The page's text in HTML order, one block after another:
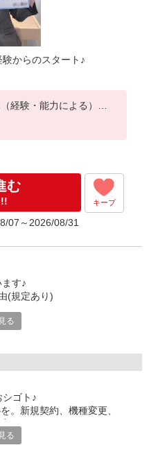
からのスタート♪
経験・能力による）
。・゜+゜
有)
)
む
キープ
07～2026/08/31
す♪
(規定あり)
あったりする
店舗ばかり！
う♪
る
ゴト♪
。新規契約、機種変更、
る